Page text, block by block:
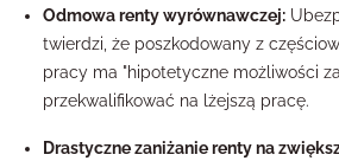
Odmowa renty wyrównawczej:
twierdzi, że poszkodowany z
pracy ma "hipotetyczne możliwości
przekwalifikować na lżejszą pracę.
Drastyczne zaniżanie renty na